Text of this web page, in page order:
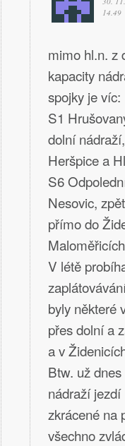
14.49
mimo hl.n. z
kapacity
spojky je víc:
S1
dolní
Heršpice a
S6
Nesovic,
přímo do
V létě
byly některé
přes dolní a
a v
Btw. už
nádraží
zkrácené na
všechno